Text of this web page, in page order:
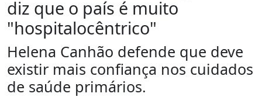
diz que o país é muito
"hospitalocêntrico"
Helena Canhão defende que deve
existir mais confiança nos cuidados
de saúde primários.